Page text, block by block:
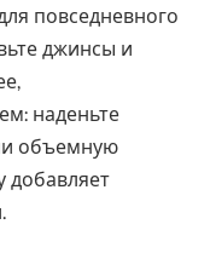
повседневного
джинсы и
наденьте
объемную
добавляет